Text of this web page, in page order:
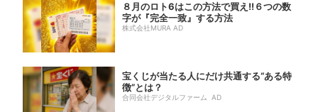
８月のロト6はこの方法で買え!!６つの数
字が『完全一致』する方法
株式会社MURA AD
宝くじが当たる人にだけ共通する“ある特
徴”とは？
合同会社デジタルファーム AD